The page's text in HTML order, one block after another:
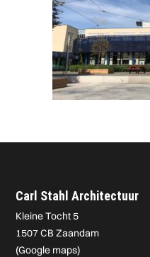
Carl Stahl Architectuur
Kleine Tocht 5
1507 CB Zaandam
(Google maps)